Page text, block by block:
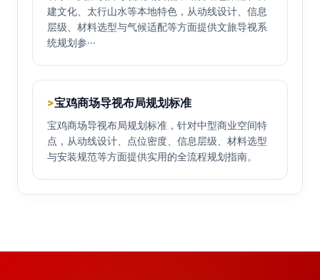
建文化、太行山水等本地特色，从动线设计、信息
层级、材料选型与气候适配等方面提供文旅导视系
统规划参···
>宝鸡商场导视布局规划标准
宝鸡商场导视布局规划标准，针对中型商业空间特
点，从动线设计、点位密度、信息层级、材料选型
与安装规范等方面提供实用的全流程规划指南。